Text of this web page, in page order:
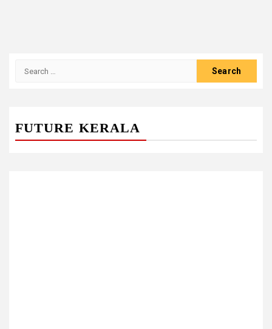
FUTURE KERALA